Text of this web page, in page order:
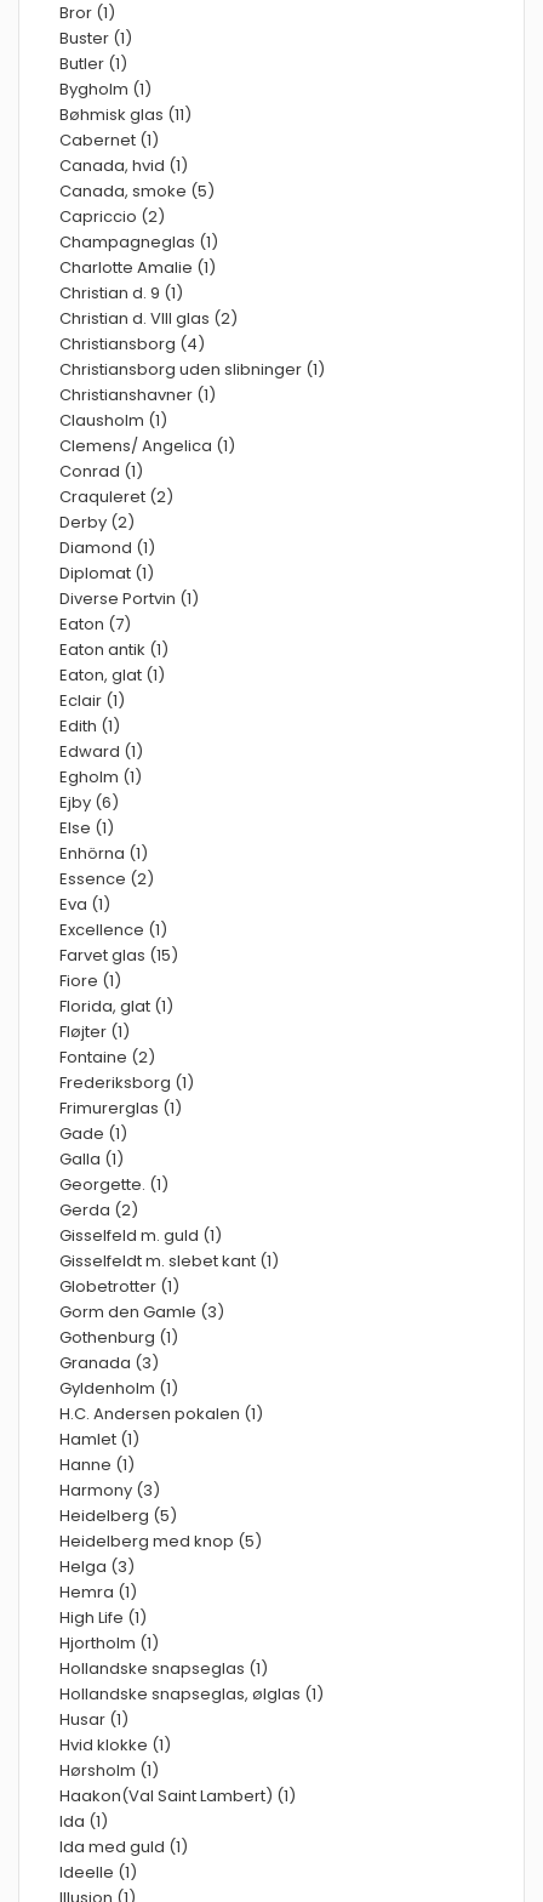
Bror (1)
Buster (1)
Butler (1)
Bygholm (1)
Bøhmisk glas (11)
Cabernet (1)
Canada, hvid (1)
Canada, smoke (5)
Capriccio (2)
Champagneglas (1)
Charlotte Amalie (1)
Christian d. 9 (1)
Christian d. VIII glas (2)
Christiansborg (4)
Christiansborg uden slibninger (1)
Christianshavner (1)
Clausholm (1)
Clemens/ Angelica (1)
Conrad (1)
Craquleret (2)
Derby (2)
Diamond (1)
Diplomat (1)
Diverse Portvin (1)
Eaton (7)
Eaton antik (1)
Eaton, glat (1)
Eclair (1)
Edith (1)
Edward (1)
Egholm (1)
Ejby (6)
Else (1)
Enhörna (1)
Essence (2)
Eva (1)
Excellence (1)
Farvet glas (15)
Fiore (1)
Florida, glat (1)
Fløjter (1)
Fontaine (2)
Frederiksborg (1)
Frimurerglas (1)
Gade (1)
Galla (1)
Georgette. (1)
Gerda (2)
Gisselfeld m. guld (1)
Gisselfeldt m. slebet kant (1)
Globetrotter (1)
Gorm den Gamle (3)
Gothenburg (1)
Granada (3)
Gyldenholm (1)
H.C. Andersen pokalen (1)
Hamlet (1)
Hanne (1)
Harmony (3)
Heidelberg (5)
Heidelberg med knop (5)
Helga (3)
Hemra (1)
High Life (1)
Hjortholm (1)
Hollandske snapseglas (1)
Hollandske snapseglas, ølglas (1)
Husar (1)
Hvid klokke (1)
Hørsholm (1)
Haakon(Val Saint Lambert) (1)
Ida (1)
Ida med guld (1)
Ideelle (1)